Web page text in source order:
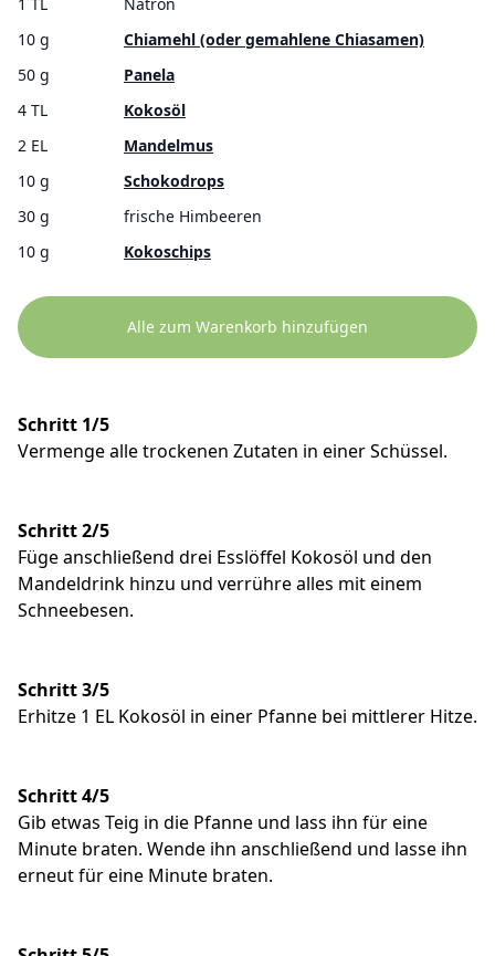
10 g
Chiamehl (oder gemahlene Chiasamen)
50 g
Panela
4 TL
Kokosöl
2 EL
Mandelmus
10 g
Schokodrops
30 g
frische Himbeeren
10 g
Kokoschips
Alle zum Warenkorb hinzufügen
Schritt 1/5
Vermenge alle trockenen Zutaten in einer Schüssel.
Schritt 2/5
Füge anschließend drei Esslöffel Kokosöl und den
Mandeldrink hinzu und verrühre alles mit einem
Schneebesen.
Schritt 3/5
Erhitze 1 EL Kokosöl in einer Pfanne bei mittlerer Hitze.
Schritt 4/5
Gib etwas Teig in die Pfanne und lass ihn für eine
Minute braten. Wende ihn anschließend und lasse ihn
erneut für eine Minute braten.